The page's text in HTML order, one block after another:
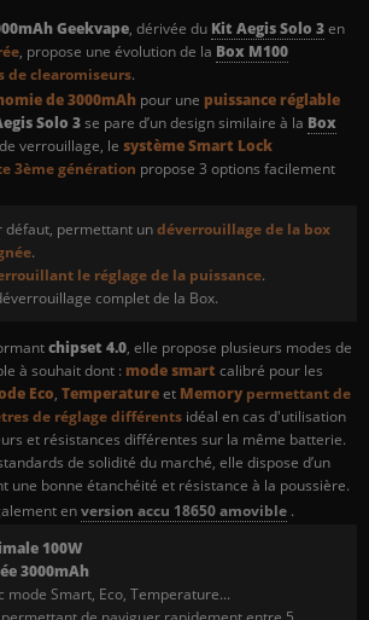
Geekvape, dérivée du Kit Aegis Solo 3en
, propose une évolution de la Box M100
de clearomiseurs.
de 3000mAh pour une puissance réglable
Solo 3se pare d’un design similaire à la Box
verrouillage, le système Smart Lock
3ème génération propose 3 options facilement
défaut, permettant undéverrouillage de la box
.
le réglage de la puissance.
complet de la Box.
chipset 4.0, elle propose plusieurs modes de
à souhait dont : mode smart calibré pour les
Eco, Temperatureet Memory permettant de
de réglage différents idéal en cas d'utilisation
et résistances différentes sur la même batterie.
de solidité du marché, elle dispose d’un
une bonne étanchéité et résistance à la poussière.
enversion accu 18650 amovible .
100W
3000mAh
mode Smart, Eco, Temperature...